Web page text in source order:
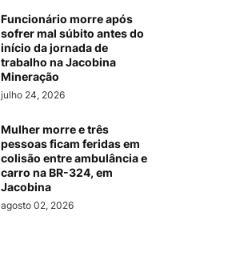
Funcionário morre após
sofrer mal súbito antes do
início da jornada de
trabalho na Jacobina
Mineração
julho 24, 2026
Mulher morre e três
pessoas ficam feridas em
colisão entre ambulância e
carro na BR-324, em
Jacobina
agosto 02, 2026